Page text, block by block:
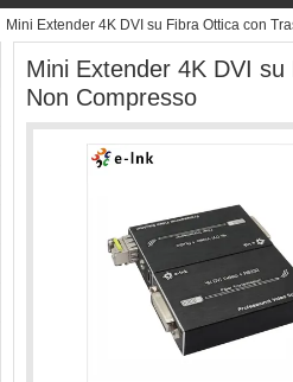
Mini Extender 4K DVI su Fibra Ottica con
Mini Extender 4K DVI
Non Compresso